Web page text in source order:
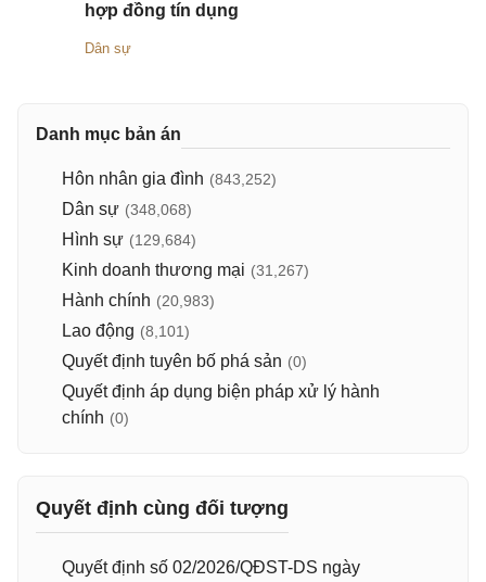
hợp đồng tín dụng
Dân sự
Danh mục bản án
Hôn nhân gia đình (843,252)
Dân sự (348,068)
Hình sự (129,684)
Kinh doanh thương mại (31,267)
Hành chính (20,983)
Lao động (8,101)
Quyết định tuyên bố phá sản (0)
Quyết định áp dụng biện pháp xử lý hành
chính (0)
Quyết định cùng đối tượng
Quyết định số 02/2026/QĐST-DS ngày